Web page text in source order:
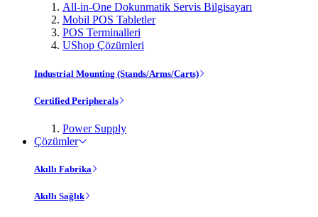
All-in-One Dokunmatik Servis Bilgisayarı
Mobil POS Tabletler
POS Terminalleri
UShop Çözümleri
Industrial Mounting (Stands/Arms/Carts)
Certified Peripherals
Power Supply
Çözümler
Akıllı Fabrika
Akıllı Sağlık